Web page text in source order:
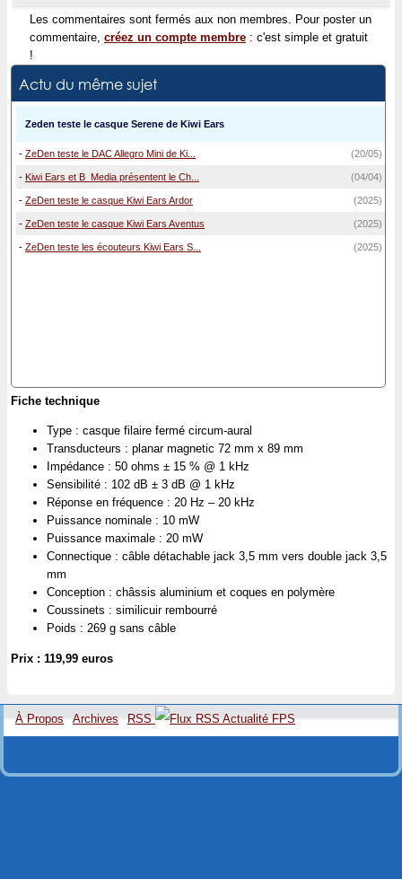
Les commentaires sont fermés aux non membres. Pour poster un
commentaire, créez un compte membre : c'est simple et gratuit
!
Actu du même sujet
Zeden teste le casque Serene de Kiwi Ears
- ZeDen teste le DAC Allegro Mini de Ki... (20/05)
- Kiwi Ears et B_Media présentent le Ch... (04/04)
- ZeDen teste le casque Kiwi Ears Ardor (2025)
- ZeDen teste le casque Kiwi Ears Aventus (2025)
- ZeDen teste les écouteurs Kiwi Ears S... (2025)
Fiche technique
Type : casque filaire fermé circum-aural
Transducteurs : planar magnetic 72 mm x 89 mm
Impédance : 50 ohms ± 15 % @ 1 kHz
Sensibilité : 102 dB ± 3 dB @ 1 kHz
Réponse en fréquence : 20 Hz – 20 kHz
Puissance nominale : 10 mW
Puissance maximale : 20 mW
Connectique : câble détachable jack 3,5 mm vers double jack 3,5
mm
Conception : châssis aluminium et coques en polymère
Coussinets : similicuir rembourré
Poids : 269 g sans câble
Prix : 119,99 euros
À Propos Archives RSS